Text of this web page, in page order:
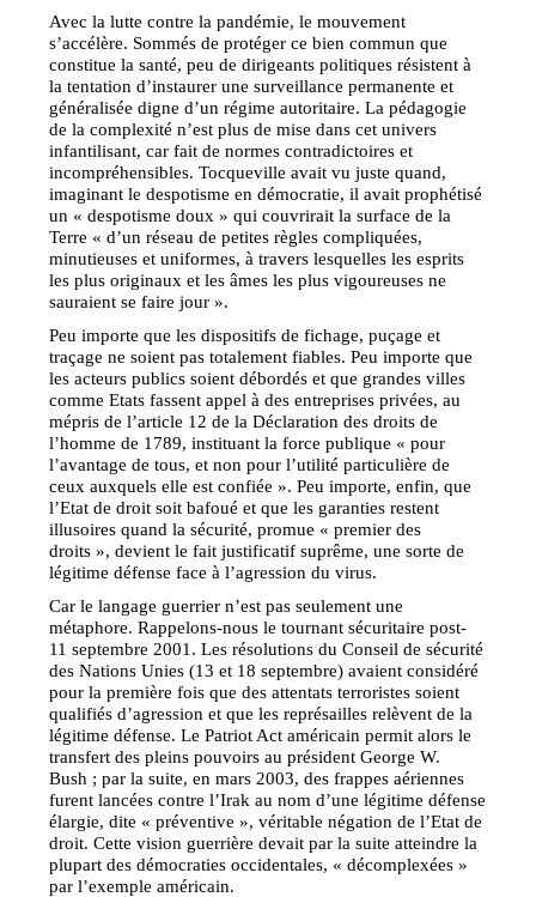
Avec la lutte contre la pandémie, le mouvement
s’accélère. Sommés de protéger ce bien commun que
constitue la santé, peu de dirigeants politiques résistent à
la tentation d’instaurer une surveillance permanente et
généralisée digne d’un régime autoritaire. La pédagogie
de la complexité n’est plus de mise dans cet univers
infantilisant, car fait de normes contradictoires et
incompréhensibles. Tocqueville avait vu juste quand,
imaginant le despotisme en démocratie, il avait prophétisé
un « despotisme doux » qui couvrirait la surface de la
Terre « d’un réseau de petites règles compliquées,
minutieuses et uniformes, à travers lesquelles les esprits
les plus originaux et les âmes les plus vigoureuses ne
sauraient se faire jour ».
Peu importe que les dispositifs de fichage, puçage et
traçage ne soient pas totalement fiables. Peu importe que
les acteurs publics soient débordés et que grandes villes
comme Etats fassent appel à des entreprises privées, au
mépris de l’article 12 de la Déclaration des droits de
l’homme de 1789, instituant la force publique « pour
l’avantage de tous, et non pour l’utilité particulière de
ceux auxquels elle est confiée ». Peu importe, enfin, que
l’Etat de droit soit bafoué et que les garanties restent
illusoires quand la sécurité, promue « premier des
droits », devient le fait justificatif suprême, une sorte de
légitime défense face à l’agression du virus.
Car le langage guerrier n’est pas seulement une
métaphore. Rappelons-nous le tournant sécuritaire post-
11 septembre 2001. Les résolutions du Conseil de sécurité
des Nations Unies (13 et 18 septembre) avaient considéré
pour la première fois que des attentats terroristes soient
qualifiés d’agression et que les représailles relèvent de la
légitime défense. Le Patriot Act américain permit alors le
transfert des pleins pouvoirs au président George W.
Bush ; par la suite, en mars 2003, des frappes aériennes
furent lancées contre l’Irak au nom d’une légitime défense
élargie, dite « préventive », véritable négation de l’Etat de
droit. Cette vision guerrière devait par la suite atteindre la
plupart des démocraties occidentales, « décomplexées »
par l’exemple américain.